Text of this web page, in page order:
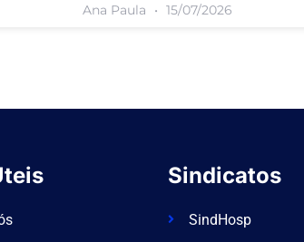
Ana Paula 15/07/2026
Sindicatos
SindHosp